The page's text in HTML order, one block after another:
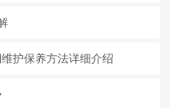
护保养方法详细介绍